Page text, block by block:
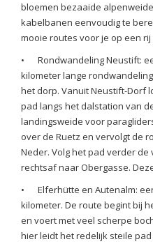
bloemen bezaaide
kabelbanen eenvoudig te
mooie routes voor je op een rij
•
Rondwandeling Neustift:
kilometer lange
het dorp. Vanuit Neustift-Dorf
pad langs het dalstation van
landingsweide voor
over de Ruetz en vervolgt de
Neder. Volg het pad verder
rechtsaf naar Obergasse.
•
Elferhütte en Autenalm:
kilometer. De route begint bij
en voert met veel scherpe
hier leidt het redelijk steile